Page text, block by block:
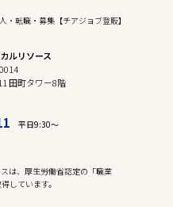
転職・募集【チアジョブ登販】
ルリソース
田町タワー8階
平日9:30〜
は、厚生労働省認定の「職業
しています。